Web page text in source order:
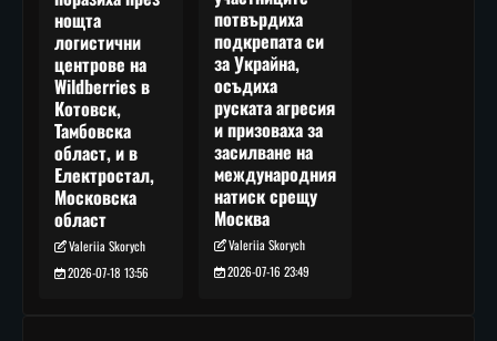
нощта
логистични
центрове на
Wildberries в
Котовск,
Тамбовска
област, и в
Електростал,
Московска
област
Valeriia Skorych
2026-07-18 13:56
потвърдиха
подкрепата си
за Украйна,
осъдиха
руската агресия
и призоваха за
засилване на
международния
натиск срещу
Москва
Valeriia Skorych
2026-07-16 23:49